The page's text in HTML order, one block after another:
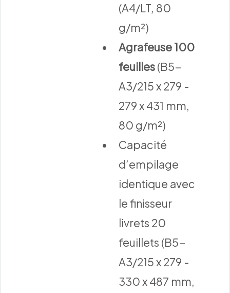
(A4/LT, 80
g/m²)
Agrafeuse 100
feuilles(B5-
A3/215 x 279 -
279 x 431 mm,
80 g/m²)
Capacité
d’empilage
identique avec
le finisseur
livrets 20
feuillets (B5-
A3/215 x 279 -
330 x 487 mm,